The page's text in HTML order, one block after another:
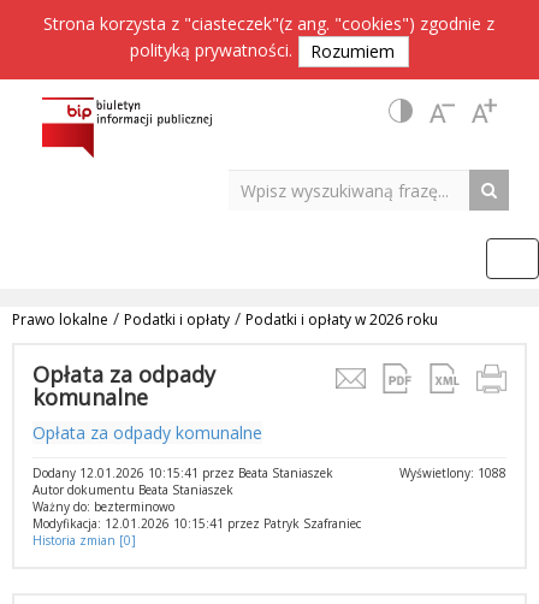
Strona korzysta z "ciasteczek"(z ang. "cookies") zgodnie z
polityką prywatności. Rozumiem
Prawo lokalne / Podatki i opłaty / Podatki i opłaty w 2026 roku
Opłata za odpady
komunalne
Opłata za odpady komunalne
Wyświetlony: 1088
Dodany 12.01.2026 10:15:41 przez Beata Staniaszek
Autor dokumentu Beata Staniaszek
Ważny do: bezterminowo
Modyfikacja: 12.01.2026 10:15:41 przez Patryk Szafraniec
Historia zmian [0]